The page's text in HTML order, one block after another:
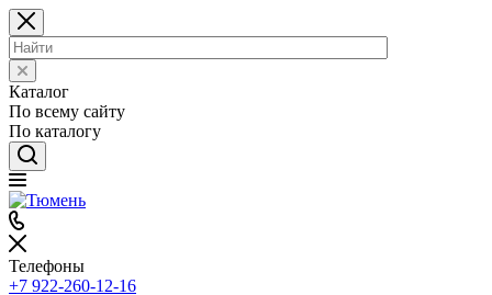
Каталог
По всему сайту
По каталогу
Телефоны
+7 922-260-12-16